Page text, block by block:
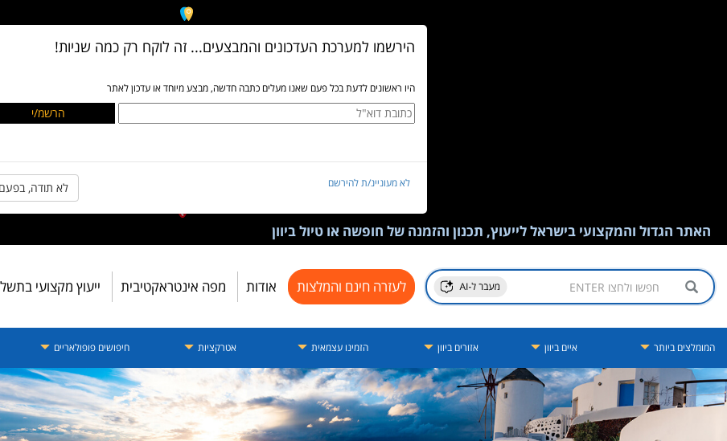
האתר הגדול והמקצועי בישראל לייעוץ, תכנון והזמנה של חופשה או טיול ביוון
לעזרה חינם והמלצות אודות מפה אינטראקטיבית ייעוץ מקצועי
המומלצים ביותר איים ביוון אזורים ביוון הזמינו עצמאית אטרקציות חיפושים פופולאריים
הירשמו למערכת העדכונים והמבצעים... זה לוקח רק כמה שניות!
היו ראשונים לדעת בכל פעם שאנו מעלים כתבה חדשה, מבצע מיוחד או עדכון לאתר
לא מעוניינ/ת להירשם לא תודה,